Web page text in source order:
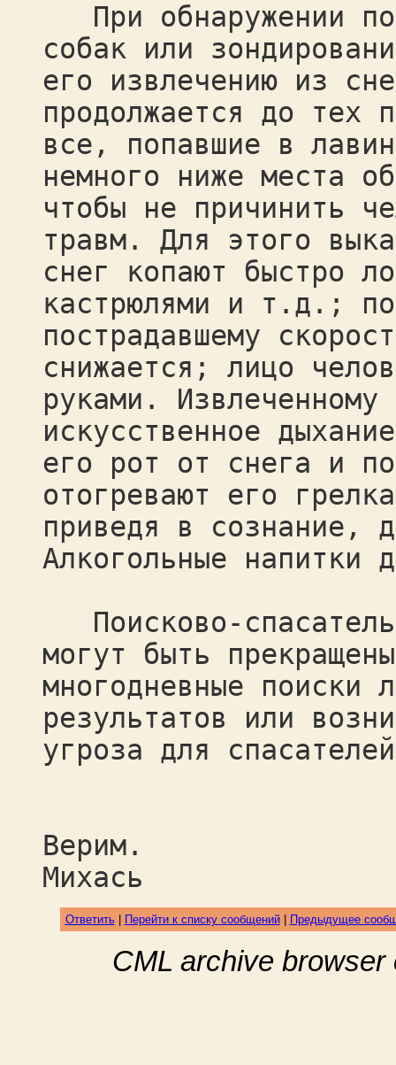
При обнаружении
собак или
его извлечению из
продолжается до тех
все, попавшие в
немного ниже места
чтобы не причинить
травм. Для этого
снег копают быстро
кастрюлями и т.д.;
пострадавшему
снижается; лицо
руками.
искусственное
его рот от снега и
отогревают его
приведя в сознание,
Алкогольные напитки
Поисково-
могут быть
многодневные поиски
результатов или
угроза для
Верим.
Михась
Ответить| Перейти к списку сообщений| Предыдущее
CML archive